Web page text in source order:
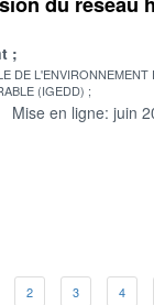
DE L'ENVIRONNEMENT
(IGEDD)
Mise en ligne: juin
2 3 4